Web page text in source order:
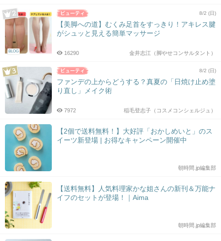
BLOG
8/2 (日)
【美脚への道】むくみ足首をすっきり！アキレス腱
がシュッと見える簡単マッサージ
金井志江（脚やせコンサルタント）
16290
8/2 (日)
ファンデの上からどうする？真夏の「日焼け止め塗
り直し」メイク術
稲毛登志子（コスメコンシェルジュ）
7972
【2個で送料無料！】大好評「おかしめいと」のス
イーツ新登場 | お得なキャンペーン開催中
朝時間.jp編集部
【送料無料】人気料理家かな姐さんの新刊＆万能ナ
イフのセットが登場！｜Aima
朝時間.jp編集部